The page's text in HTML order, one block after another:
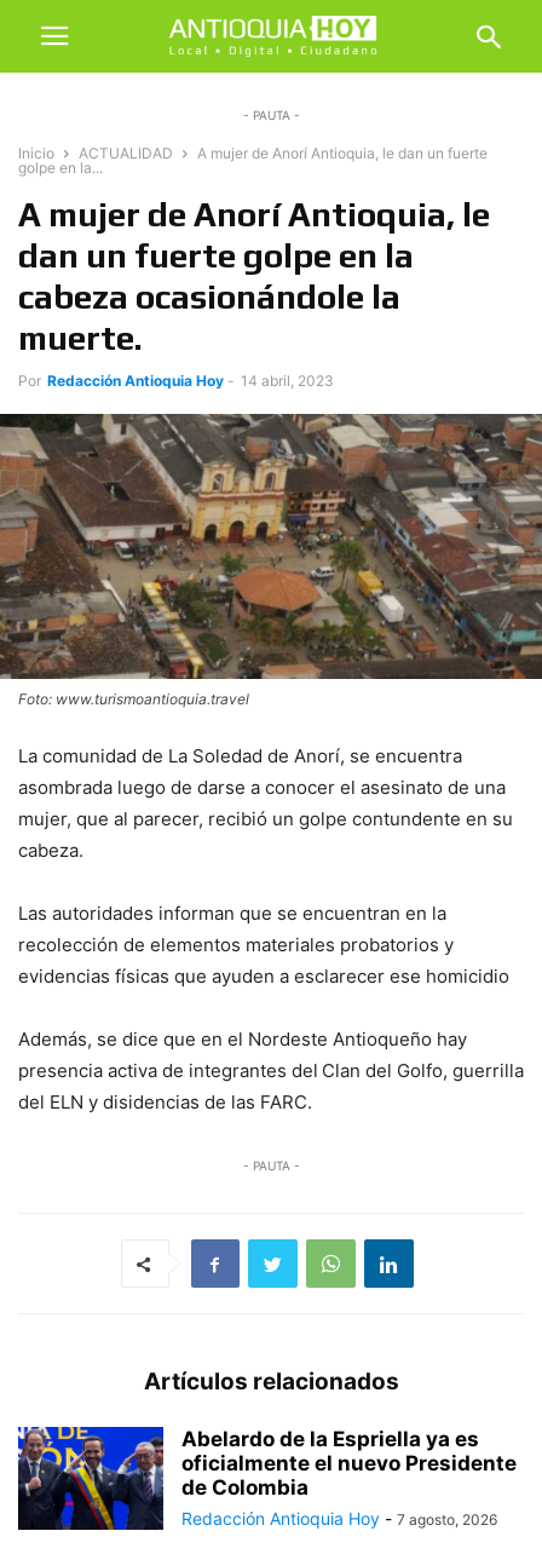
- PAUTA -
Inicio ACTUALIDAD
A mujer de Anorí Antioquia, le dan un fuerte
golpe en la...
A mujer de Anorí Antioquia, le
dan un fuerte golpe en la
cabeza ocasionándole la
muerte.
Por Redacción Antioquia Hoy - 14 abril, 2023
Foto: www.turismoantioquia.travel
La comunidad de La Soledad de Anorí, se encuentra
asombrada luego de darse a conocer el asesinato de una
mujer, que al parecer, recibió un golpe contundente en su
cabeza.
Las autoridades informan que se encuentran en la
recolección de elementos materiales probatorios y
evidencias físicas que ayuden a esclarecer ese homicidio
Además, se dice que en el Nordeste Antioqueño hay
presencia activa de integrantes del Clan del Golfo, guerrilla
del ELN y disidencias de las FARC.
- PAUTA -
Artículos relacionados
Abelardo de la Espriella ya es
oficialmente el nuevo Presidente
de Colombia
Redacción Antioquia Hoy - 7 agosto, 2026